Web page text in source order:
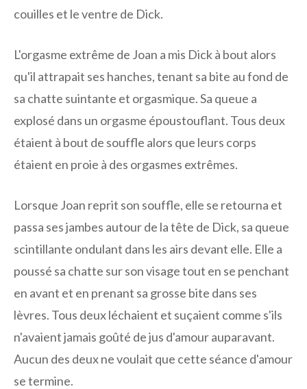
couilles et le ventre de Dick.
L'orgasme extrême de Joan a mis Dick à bout alors
qu'il attrapait ses hanches, tenant sa bite au fond de
sa chatte suintante et orgasmique. Sa queue a
explosé dans un orgasme époustouflant. Tous deux
étaient à bout de souffle alors que leurs corps
étaient en proie à des orgasmes extrêmes.
Lorsque Joan reprit son souffle, elle se retourna et
passa ses jambes autour de la tête de Dick, sa queue
scintillante ondulant dans les airs devant elle. Elle a
poussé sa chatte sur son visage tout en se penchant
en avant et en prenant sa grosse bite dans ses
lèvres. Tous deux léchaient et suçaient comme s'ils
n'avaient jamais goûté de jus d'amour auparavant.
Aucun des deux ne voulait que cette séance d'amour
se termine.